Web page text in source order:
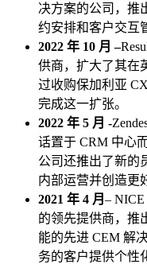
决方案的公司，推
约安排和客户交互
2022 年 10 月 –
供商，扩大了其在
过收购保加利亚
完成这一扩张。
2022 年 5 月 -
话置于 CRM 中心
公司还推出了新的
内部运营并创造更
2021 年 4 月 –
的领先提供商，推
能的先进 CEM 解
务的客户提供个性